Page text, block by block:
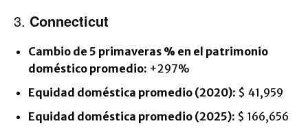
3. Connecticut
Cambio de 5 primaveras % en el patrimonio
doméstico promedio: +297%
Equidad doméstica promedio (2020): $ 41,959
Equidad doméstica promedio (2025): $ 166,656